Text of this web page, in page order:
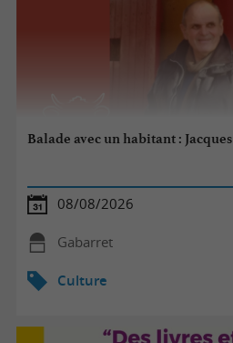
Balade avec un habitant : Jacques
08/08/2026
Gabarret
Culture